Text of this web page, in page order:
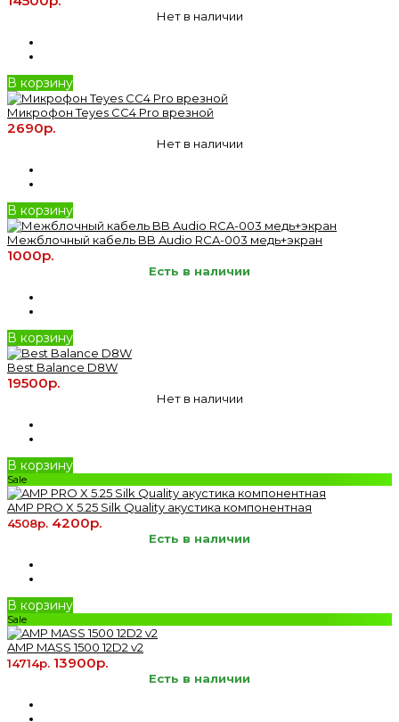
Нет в наличии
В корзину
Микрофон Teyes CC4 Pro врезной
2690р.
Нет в наличии
В корзину
Межблочный кабель BB Audio RCA-003 медь+экран
1000р.
Есть в наличии
В корзину
Best Balance D8W
19500р.
Нет в наличии
В корзину
Sale
AMP PRO X 5.25 Silk Quality акустика компонентная
4508р. 4200р.
Есть в наличии
В корзину
Sale
AMP MASS 1500 12D2 v2
14714р. 13900р.
Есть в наличии